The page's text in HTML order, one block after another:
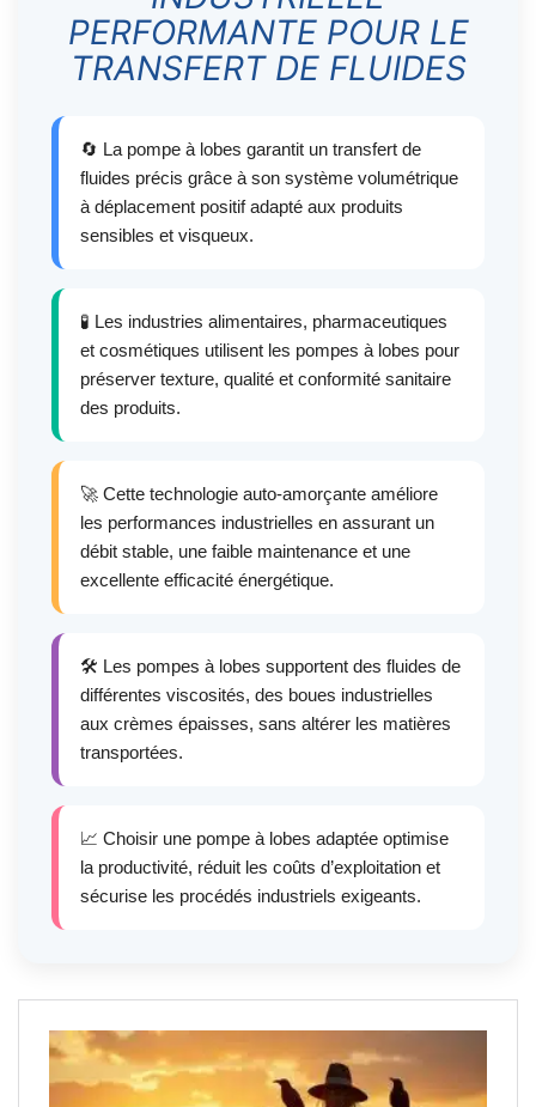
PERFORMANTE POUR LE
TRANSFERT DE FLUIDES
🔄 La pompe à lobes garantit un transfert de
fluides précis grâce à son système volumétrique
à déplacement positif adapté aux produits
sensibles et visqueux.
🧪 Les industries alimentaires, pharmaceutiques
et cosmétiques utilisent les pompes à lobes pour
préserver texture, qualité et conformité sanitaire
des produits.
🚀 Cette technologie auto-amorçante améliore
les performances industrielles en assurant un
débit stable, une faible maintenance et une
excellente efficacité énergétique.
🛠️ Les pompes à lobes supportent des fluides de
différentes viscosités, des boues industrielles
aux crèmes épaisses, sans altérer les matières
transportées.
📈 Choisir une pompe à lobes adaptée optimise
la productivité, réduit les coûts d’exploitation et
sécurise les procédés industriels exigeants.